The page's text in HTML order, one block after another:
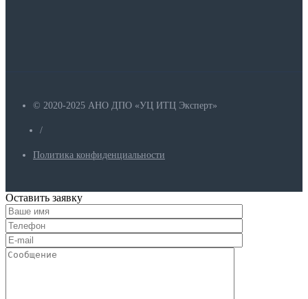
© 2020-2025 АНО ДПО «УЦ ИТЦ Эксперт»
/
Политика конфиденциальности
Оставить заявку